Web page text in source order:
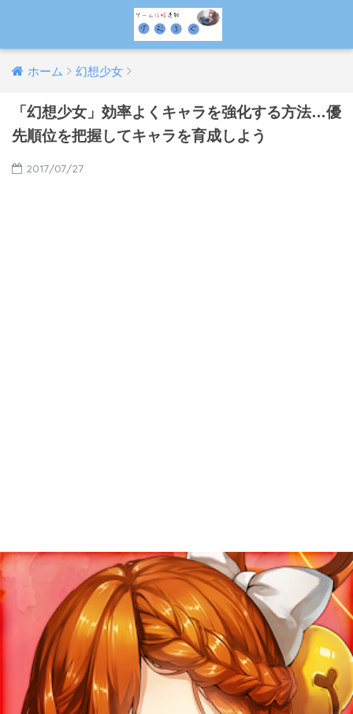
ホーム 幻想少女
「幻想少女」効率よくキャラを強化する方法…優
先順位を把握してキャラを育成しよう
2017/07/27